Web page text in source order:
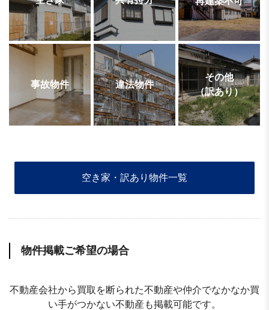
事故物件 違法物件
その他
（訳あり）
空き家・訳あり物件一覧
物件掲載ご希望の場合
不動産会社から買取を断られた不動産や仲介でなかなか買
い手がつかない不動産も掲載可能です。